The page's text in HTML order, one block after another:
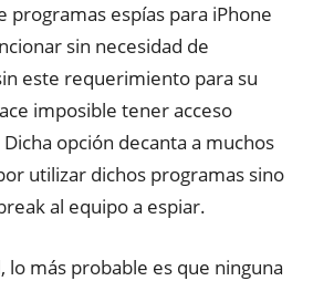
programas espías para iPhone
sin necesidad de
este requerimiento para su
imposible tener acceso
opción decanta a muchos
utilizar dichos programas sino
al equipo a espiar.
lo más probable es que ninguna